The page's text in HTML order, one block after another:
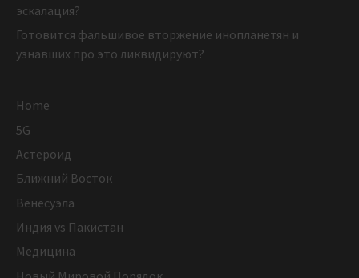
эскалация?
Готовится фальшивое вторжение инопланетян и
узнавших про это ликвидируют?
Home
5G
Астероид
Ближний Восток
Венесуэла
Индия vs Пакистан
Медицина